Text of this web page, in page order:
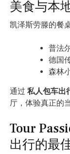
美食与本
凯泽斯劳滕的餐
普法
德国
森林
通过 私人包车出
厅，体验真正的
Tour
出行的最